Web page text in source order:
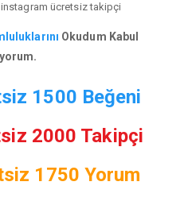
ücretsiz takipçi
Okudum Kabul
1500 Beğeni
2000 Takipçi
1750 Yorum